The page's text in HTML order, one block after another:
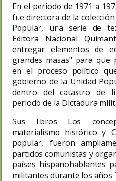
En el periodo de 1971 a
fue directora de la
Popular, una serie de
Editora Nacional
entregar elementos de
grandes masas" para que
en el proceso político
gobierno de la Unidad
dentro del catastro de
periodo de la Dictadura
Sus libros Los
materialismo histórico y
popular, fueron
partidos comunistas y
países hispanohablantes
militantes durante los años